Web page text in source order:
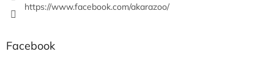
https://www.facebook.com/akarazoo/
Facebook